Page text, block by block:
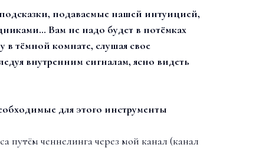
подаваемые нашей интуицией,
Вам не надо будет в потёмках
в тёмной комнате, слушая свое
внутренним сигналам, ясно видеть
для этого инструменты
путём ченнелинга через мой канал (канал